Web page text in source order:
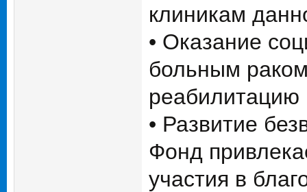
клиникам
• Оказание
больным
реабилитацию
• Развитие
Фонд
участия в